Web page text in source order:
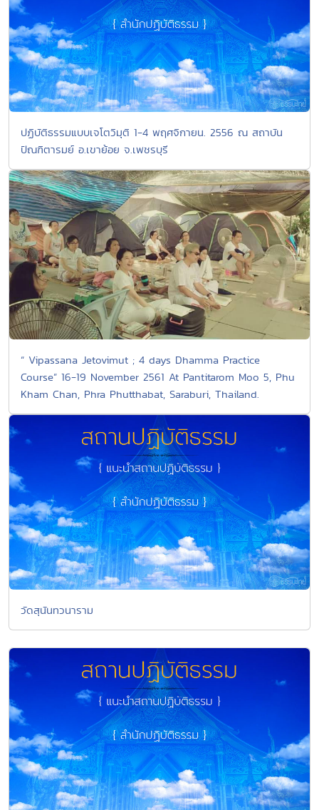
ปฏิบัติธรรมแบบเจโตวิมุติ 1-4 พฤศจิกายน. 2556 ณ สถาบัน
ปัณฑิตารมย์ อ.เขาย้อย จ.เพชรบุรี
“ Vipassana Jetovimut ; 4 days Dhamma Practice
Course” 16-19 November 2561 At Pantitarom Moo 5, Phu
Kham Chan, Phra Phutthabat, Saraburi, Thailand.
วัดสุนันทวนาราม